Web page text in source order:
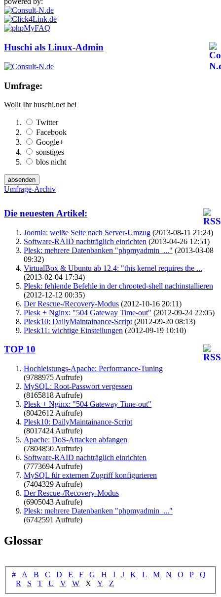
Huschi als Linux-Admin
Umfrage:
Wollt Ihr huschi.net bei
Twitter
Facebook
Google+
sonstiges
blos nicht
Umfrage-Archiv
Die neuesten Artikel:
Joomla: weiße Seite nach Server-Umzug (2013-08-11 21:24)
Software-RAID nachträglich einrichten (2013-04-26 12:51)
Plesk: mehrere Datenbanken "phpmyadmin_..." (2013-03-08
09:32)
VirtualBox & Ubuntu ab 12.4: "this kernel requires the ...
(2013-02-04 17:34)
Plesk: fehlende Befehle in der chrooted-shell nachinstallieren
(2012-12-12 00:35)
Der Rescue-/Recovery-Modus (2012-10-16 20:11)
Plesk + Nginx: "504 Gateway Time-out" (2012-09-24 22:05)
Plesk10: DailyMaintainance-Script (2012-09-20 08:13)
Plesk11: wichtige Einstellungen (2012-09-19 10:10)
TOP 10
Hochleistungs-Apache: Performance-Tuning
(9788975 Aufrufe)
MySQL: Root-Passwort vergessen
(8165818 Aufrufe)
Plesk + Nginx: "504 Gateway Time-out"
(8042612 Aufrufe)
Plesk10: DailyMaintainance-Script
(8017424 Aufrufe)
Apache: DoS-Attacken abfangen
(7804850 Aufrufe)
Software-RAID nachträglich einrichten
(7773694 Aufrufe)
MySQL für externen Zugriff konfigurieren
(7404329 Aufrufe)
Der Rescue-/Recovery-Modus
(6905043 Aufrufe)
Plesk: mehrere Datenbanken "phpmyadmin_..."
(6742591 Aufrufe)
Glossar
# A B C D E F G H I J K L M N O P
Q
R
S T U V W X Y Z